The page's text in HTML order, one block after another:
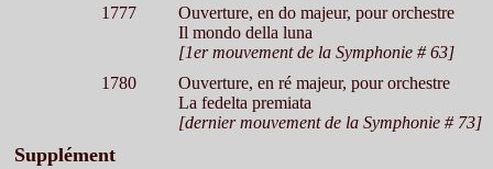
1777
Ouverture, en do majeur, pour orchestre
Il mondo della luna
[1er mouvement de la Symphonie # 63]
1780
Ouverture, en ré majeur, pour orchestre
La fedelta premiata
[dernier mouvement de la Symphonie # 73]
Supplément